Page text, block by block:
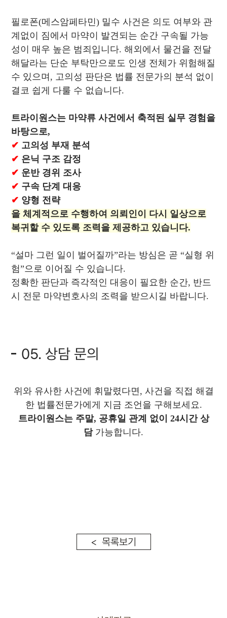
필로폰(메스암페타민) 밀수 사건은 의도 여부와 관
계없이 짐에서 마약이 발견되는 순간 구속될 가능
성이 매우 높은 범죄입니다. 해외에서 물건을 전달
해달라는 단순 부탁만으로도 인생 전체가 위험해질
수 있으며, 고의성 판단은 법률 전문가의 분석 없이
결코 쉽게 다룰 수 없습니다.
트라이원스는 마약류 사건에서 축적된 실무 경험을
바탕으로,
✔ 고의성 부재 분석
✔ 은닉 구조 감정
✔ 운반 경위 조사
✔ 구속 단계 대응
✔ 양형 전략
을 체계적으로 수행하여 의뢰인이 다시 일상으로
복귀할 수 있도록 조력을 제공하고 있습니다.
“설마 그런 일이 벌어질까”라는 방심은 곧 “실형 위
험”으로 이어질 수 있습니다.
정확한 판단과 즉각적인 대응이 필요한 순간, 반드
시 전문 마약변호사의 조력을 받으시길 바랍니다.
05. 상담 문의
위와 유사한 사건에 휘말렸다면, 사건을 직접 해결
한 법률전문가에게 지금 조언을 구해보세요.
트라이원스는 주말, 공휴일 관계 없이 24시간 상
담가능합니다.
< 목록보기